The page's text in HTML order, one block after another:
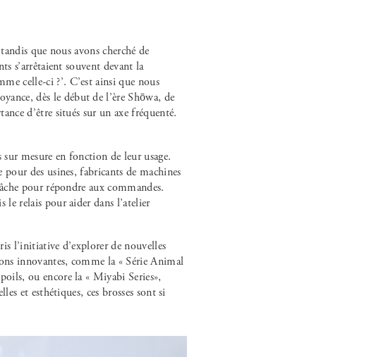
que nous avons cherché de
s’arrêtaient souvent devant la
celle-ci ?’. C’est ainsi que nous
dès le début de l’ère Shōwa, de
d’être situés sur un axe fréquenté.
mesure en fonction de leur usage.
des usines, fabricants de machines
pour répondre aux commandes.
relais pour aider dans l’atelier
l’initiative d’explorer de nouvelles
innovantes, comme la « Série Animal
ou encore la « Miyabi Series»,
et esthétiques, ces brosses sont si